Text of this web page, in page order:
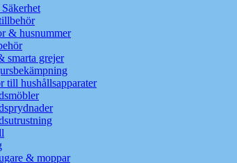
& husnummer
smarta grejer
till hushållsapparater
& moppar